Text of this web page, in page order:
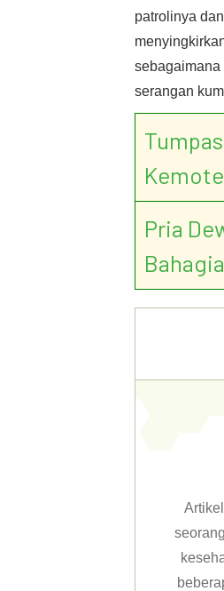
patrolinya
sebagaimana
serangan
Tumpas
Pria